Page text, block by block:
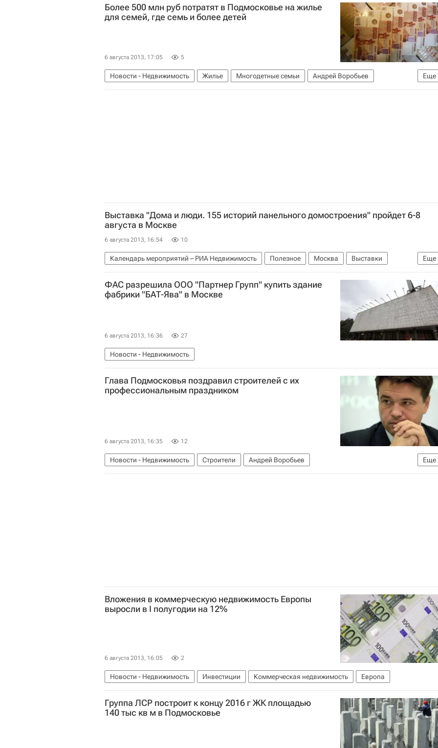
Более 500 млн руб потратят в Подмосковье на жилье
для семей, где семь и более детей
6 августа 2013, 17:05 5
Еще
Новости - Недвижимость Жилье Многодетные семьи
Андрей Воробьев
Московская область (Подмосковье)
Россия
Выставка "Дома и люди. 155 историй панельного домостроения" пройдет 6-8
августа в Москве
6 августа 2013, 16:54 10
Еще
Календарь мероприятий – РИА Недвижимость Полезное Москва
Выставки
СУ-155
РИА Новости Россия
ФАС разрешила ООО "Партнер Групп" купить здание
фабрики "БАТ-Ява" в Москве
6 августа 2013, 16:36 27
Новости - Недвижимость
Глава Подмосковья поздравил строителей с их
профессиональным праздником
6 августа 2013, 16:35 12
Еще
Новости - Недвижимость Строители
Андрей Воробьев
Московская область (Подмосковье)
Россия
Вложения в коммерческую недвижимость Европы
выросли в I полугодии на 12%
6 августа 2013, 16:05 2
Новости - Недвижимость Инвестиции Коммерческая недвижимость Европа
Группа ЛСР построит к концу 2016 г ЖК площадью
140 тыс кв м в Подмосковье